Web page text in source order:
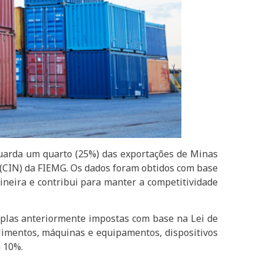
um quarto (25%) das exportações de Minas
da FIEMG. Os dados foram obtidos com base
e contribui para manter a competitividade
anteriormente impostas com base na Lei de
máquinas e equipamentos, dispositivos